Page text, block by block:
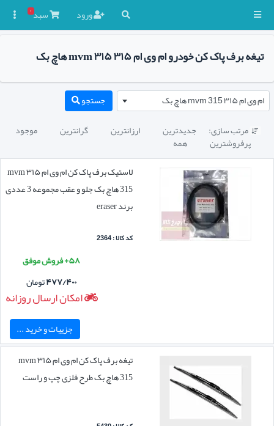
ورود سبد۰
تیغه برف پاک کن خودرو ام وی ام ۳۱۵ mvm ۳۱۵ هاچ بک
ام وی ام ۳۱۵ mvm 315 هاچ بک جستجو
 مرتب سازی: جدیدترین ارزانترین گرانترین موجود
پرفروشترین
همه
لاستیک برف پاک کن ام وی ام ۳۱۵ mvm
315 هاچ بک جلو و عقب مجموعه 3 عددی
برند eraser
کد کالا : 2364
۵۸+ فروش موفق
۴۷۷/۴۰۰تومان
امکان ارسال روزانه
جزییات و خرید ...
تیغه برف پاک کن ام وی ام ۳۱۵ mvm
315 هاچ بک طرح فلزی چپ و راست